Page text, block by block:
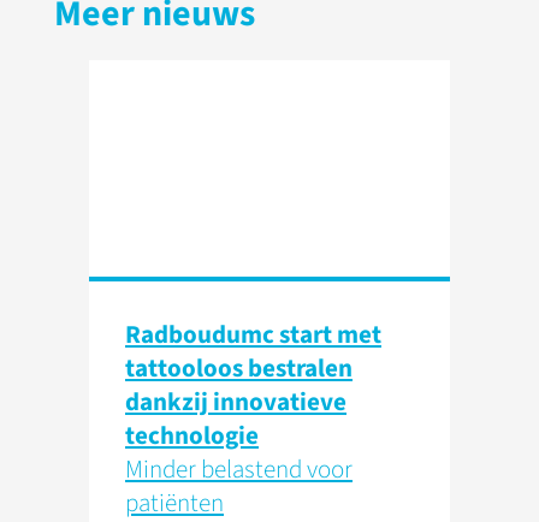
Meer nieuws
Radboudumc start met
tattooloos bestralen
dankzij innovatieve
technologie
Minder belastend voor
patiënten